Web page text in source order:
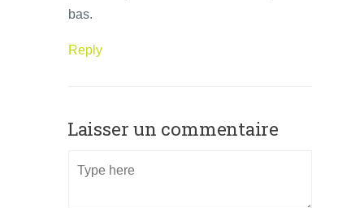
bas.
Reply
Laisser un commentaire